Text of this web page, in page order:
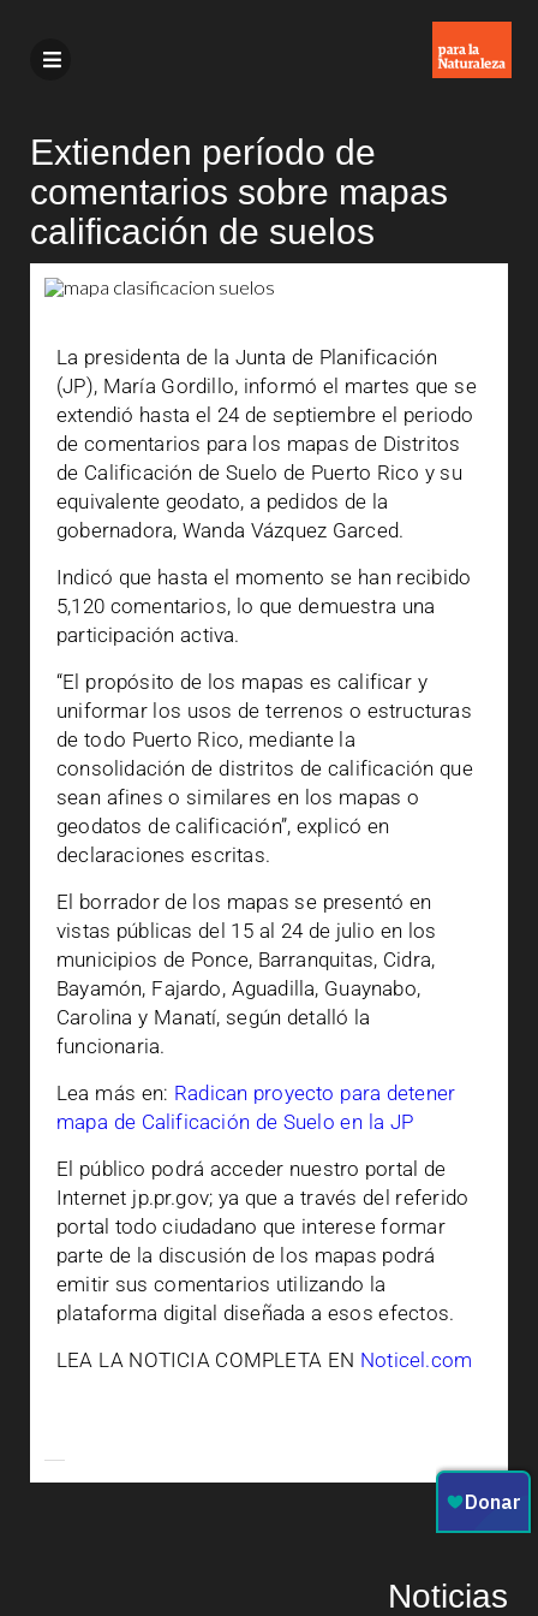
Extienden período de
comentarios sobre mapas
calificación de suelos
La presidenta de la Junta de Planificación
(JP), María Gordillo, informó el martes que se
extendió hasta el 24 de septiembre el periodo
de comentarios para los mapas de Distritos
de Calificación de Suelo de Puerto Rico y su
equivalente geodato, a pedidos de la
gobernadora, Wanda Vázquez Garced.
Indicó que hasta el momento se han recibido
5,120 comentarios, lo que demuestra una
participación activa.
“El propósito de los mapas es calificar y
uniformar los usos de terrenos o estructuras
de todo Puerto Rico, mediante la
consolidación de distritos de calificación que
sean afines o similares en los mapas o
geodatos de calificación”, explicó en
declaraciones escritas.
El borrador de los mapas se presentó en
vistas públicas del 15 al 24 de julio en los
municipios de Ponce, Barranquitas, Cidra,
Bayamón, Fajardo, Aguadilla, Guaynabo,
Carolina y Manatí, según detalló la
funcionaria.
Lea más en: Radican proyecto para detener
mapa de Calificación de Suelo en la JP
El público podrá acceder nuestro portal de
Internet jp.pr.gov; ya que a través del referido
portal todo ciudadano que interese formar
parte de la discusión de los mapas podrá
emitir sus comentarios utilizando la
plataforma digital diseñada a esos efectos.
LEA LA NOTICIA COMPLETA EN Noticel.com
Noticias